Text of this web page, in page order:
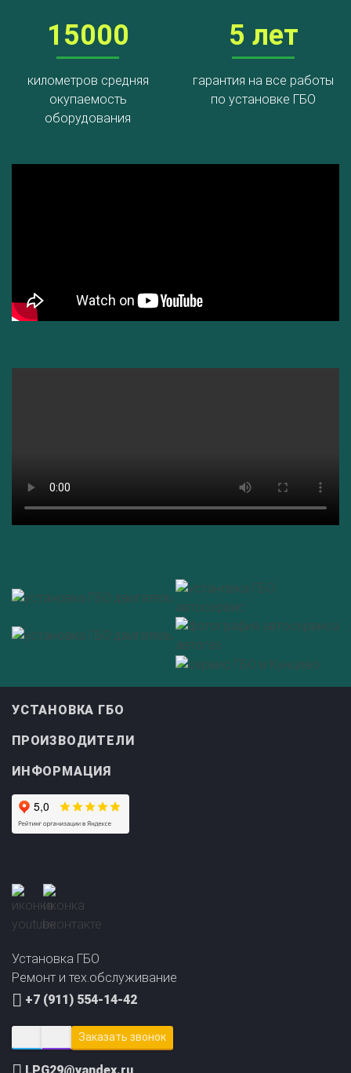
15000
километров средняя
окупаемость
оборудования
5 лет
гарантия на все работы
по установке ГБО
УСТАНОВКА ГБО
ПРОИЗВОДИТЕЛИ
ИНФОРМАЦИЯ
Установка ГБО
Ремонт и тех.обслуживание
+7 (911) 554-14-42
Заказать звонок